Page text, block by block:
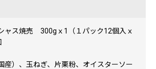
ャス焼売 300gｘ1（１パック12個入ｘ
産）、玉ねぎ、片栗粉、オイスターソー